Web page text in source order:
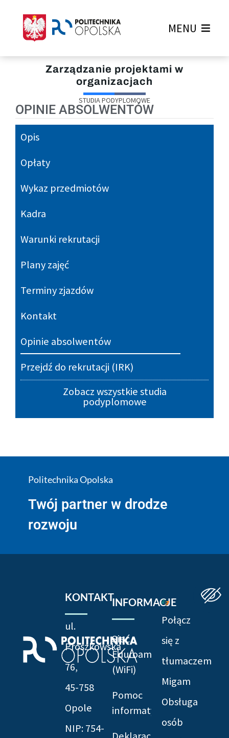
MENU
Zarządzanie projektami w
organizacjach
STUDIA PODYPLOMOWE
OPINIE ABSOLWENTÓW
Opis
Opłaty
Wykaz przedmiotów
Kadra
Warunki rekrutacji
Plany zajęć
Terminy zjazdów
Kontakt
Opinie absolwentów
Przejdź do rekrutacji (IRK)
Zobacz wszystkie studia
podyplomowe
Politechnika Opolska
Twój partner w drodze
rozwoju
KONTAKT
ul.
Prószkowska
76,
45-758
Opole
NIP: 754-
INFORMACJE
Sieć
Eduroam
(WiFi)
Pomoc
informatyczna
Połącz
się z
tłumaczem
Migam
Obsługa
osób